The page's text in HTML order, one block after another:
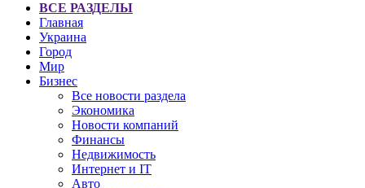
ВСЕ РАЗДЕЛЫ
Главная
Украина
Город
Мир
Бизнес
Все новости раздела
Экономика
Новости компаний
Финансы
Недвижимость
Интернет и IT
Авто